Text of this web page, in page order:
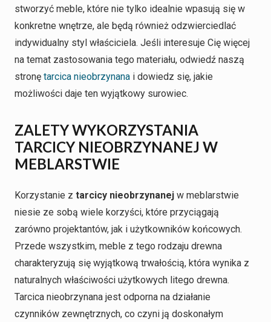
stworzyć meble, które nie tylko idealnie wpasują się w
konkretne wnętrze, ale będą również odzwierciedlać
indywidualny styl właściciela. Jeśli interesuje Cię więcej
na temat zastosowania tego materiału, odwiedź naszą
stronę tarcica nieobrzynana i dowiedz się, jakie
możliwości daje ten wyjątkowy surowiec.
ZALETY WYKORZYSTANIA
TARCICY NIEOBRZYNANEJ W
MEBLARSTWIE
Korzystanie z tarcicy nieobrzynanej w meblarstwie
niesie ze sobą wiele korzyści, które przyciągają
zarówno projektantów, jak i użytkowników końcowych.
Przede wszystkim, meble z tego rodzaju drewna
charakteryzują się wyjątkową trwałością, która wynika z
naturalnych właściwości użytkowych litego drewna.
Tarcica nieobrzynana jest odporna na działanie
czynników zewnętrznych, co czyni ją doskonałym